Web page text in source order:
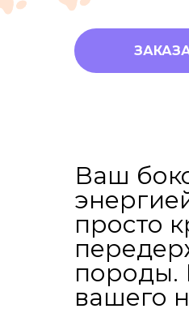
Ваш
просто
породы.
вашего